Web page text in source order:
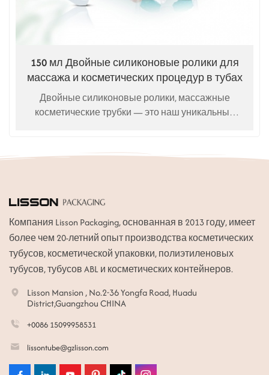
150 мл Двойные силиконовые ролики для
массажа и косметических процедур в тубах
Двойные силиконовые ролики, массажные
косметические трубки — это наш уникальный
Компания Lisson Packaging, основанная в 2013 году, имеет
более чем 20-летний опыт производства косметических
тубусов, косметической упаковки, полиэтиленовых
тубусов, тубусов ABL и косметических контейнеров.
Lisson Mansion , No.2-36 Yongfa Road, Huadu
District,Guangzhou CHINA
+0086 15099958531
lissontube@gzlisson.com